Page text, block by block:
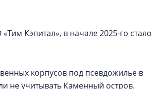
Кэпитал», в начале 2025-го стало
корпусов под псевдожилье в
не учитывать Каменный остров.